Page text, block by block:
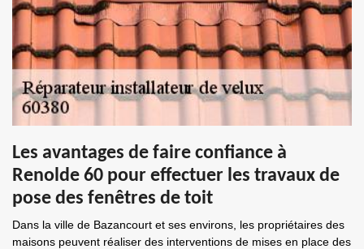
Les avantages de faire confiance à
Renolde 60 pour effectuer les travaux de
pose des fenêtres de toit
Dans la ville de Bazancourt et ses environs, les propriétaires des
maisons peuvent réaliser des interventions de mises en place des